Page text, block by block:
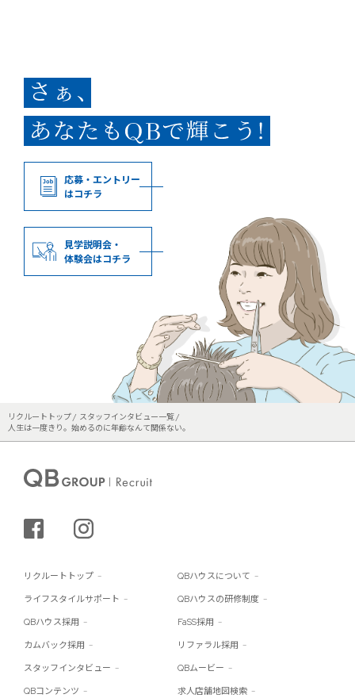
応募・エントリー
はコチラ
見学説明会・
体験会はコチラ
リクルートトップ
スタッフインタビュー一覧
人生は一度きり。始めるのに年齢なんて関係ない。
シェアする
リクルートトップ QBハウスについて
ライフスタイルサポート QBハウスの研修制度
QBハウス採用 FaSS採用
カムバック採用 リファラル採用
スタッフインタビュー QBムービー
QBコンテンツ 求人店舗地図検索